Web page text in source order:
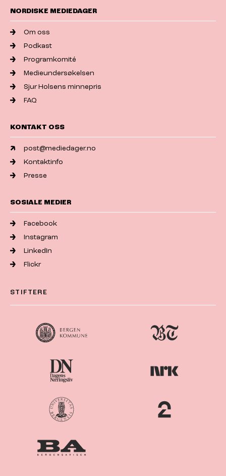
NORDISKE MEDIEDAGER
Om oss
Podkast
Programkomité
Medieundersøkelsen
Sjur Holsens minnepris
FAQ
KONTAKT OSS
post@mediedager.no
Kontaktinfo
Presse
SOSIALE MEDIER
Facebook
Instagram
LinkedIn
Flickr
STIFTERE